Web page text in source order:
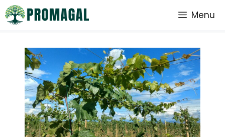
Saltar
al
Menu